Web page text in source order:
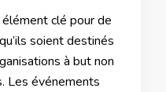
clé pour de
soient destinés
à but non
Les événements